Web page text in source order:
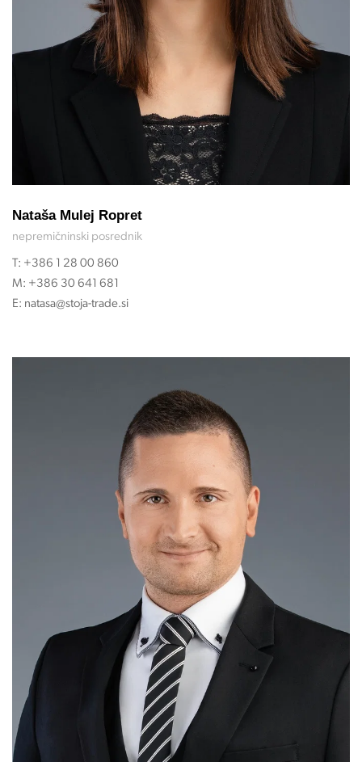
Nataša Mulej Ropret
nepremičninski posrednik
T: +386 1 28 00 860
M: +386 30 641 681
E: natasa@stoja-trade.si